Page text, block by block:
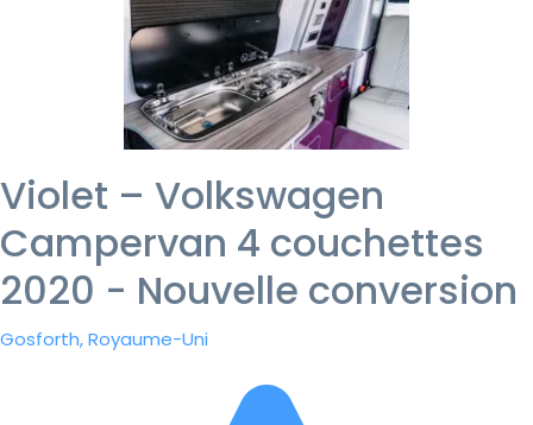
Violet – Volkswagen
Campervan 4 couchettes
2020 - Nouvelle conversion
Gosforth, Royaume-Uni